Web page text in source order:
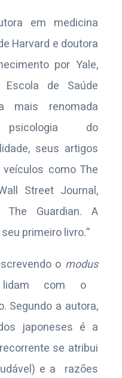
em medicina
Harvard e doutora
por Yale,
de Saúde
mais renomada
do
seus artigos
como The
Street Journal,
Guardian. A
primeiro livro.”
o modus
com o
Segundo a autora,
japoneses é a
se atribui
e a razões